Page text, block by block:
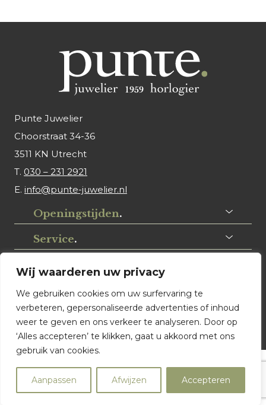
Wij waarderen uw privacy
We gebruiken cookies om uw surfervaring te
verbeteren, gepersonaliseerde advertenties of inhoud
weer te geven en ons verkeer te analyseren. Door op
‘Alles accepteren’ te klikken, gaat u akkoord met ons
gebruik van cookies.
Aanpassen Afwijzen Accepteren
Punte Juwelier
Choorstraat 34-36
3511 KN Utrecht
T. 030 – 231 2921
E. info@punte-juwelier.nl
Openingstijden.
Service.
Volg ons
© Punte Juwelier Utrecht. Website ontwerp & realisatie:
Watch this Agency BV Almere